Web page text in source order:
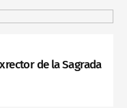
de la Sagrada